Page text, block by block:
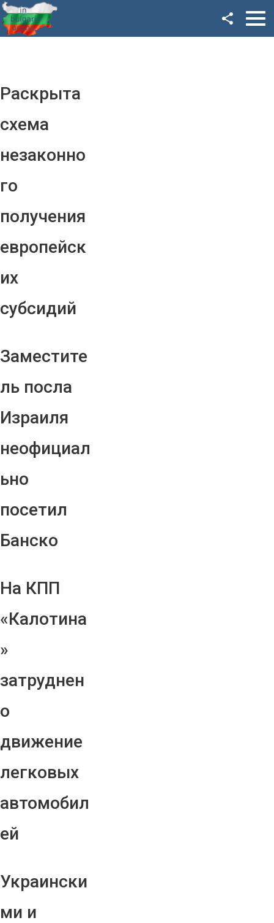
Раскрыта
схема
незаконно
го
получения
европейск
их
субсидий
Заместите
ль посла
Израиля
неофициал
ьно
посетил
Банско
На КПП
«Калотина
»
затруднен
о
движение
легковых
автомобил
ей
Украински
ми и